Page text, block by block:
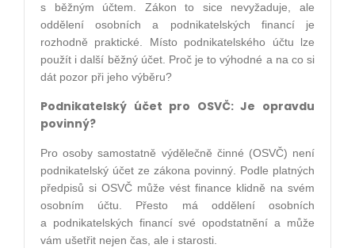
s běžným účtem. Zákon to sice nevyžaduje, ale
oddělení osobních a podnikatelských financí je
rozhodně praktické. Místo podnikatelského účtu lze
použít i další běžný účet. Proč je to výhodné a na co si
dát pozor při jeho výběru?
Podnikatelský účet pro OSVČ: Je opravdu
povinný?
Pro osoby samostatně výdělečně činné (OSVČ) není
podnikatelský účet ze zákona povinný. Podle platných
předpisů si OSVČ může vést finance klidně na svém
osobním účtu. Přesto má oddělení osobních
a podnikatelských financí své opodstatnění a může
vám ušetřit nejen čas, ale i starosti.